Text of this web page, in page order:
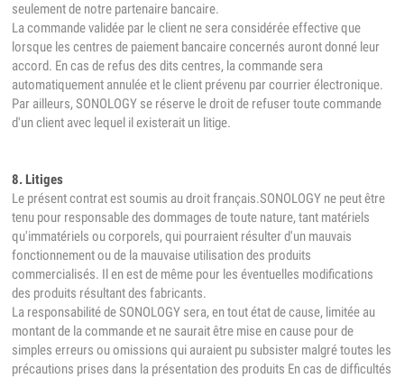
seulement de notre partenaire bancaire.
La commande validée par le client ne sera considérée effective que
lorsque les centres de paiement bancaire concernés auront donné leur
accord. En cas de refus des dits centres, la commande sera
automatiquement annulée et le client prévenu par courrier électronique.
Par ailleurs, SONOLOGY se réserve le droit de refuser toute commande
d'un client avec lequel il existerait un litige.
8. Litiges
Le présent contrat est soumis au droit français.SONOLOGY ne peut être
tenu pour responsable des dommages de toute nature, tant matériels
qu'immatériels ou corporels, qui pourraient résulter d'un mauvais
fonctionnement ou de la mauvaise utilisation des produits
commercialisés. Il en est de même pour les éventuelles modifications
des produits résultant des fabricants.
La responsabilité de SONOLOGY sera, en tout état de cause, limitée au
montant de la commande et ne saurait être mise en cause pour de
simples erreurs ou omissions qui auraient pu subsister malgré toutes les
précautions prises dans la présentation des produits En cas de difficultés